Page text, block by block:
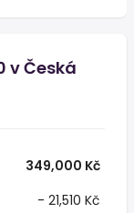
v Česká
349,000 Kč
- 21,510 Kč